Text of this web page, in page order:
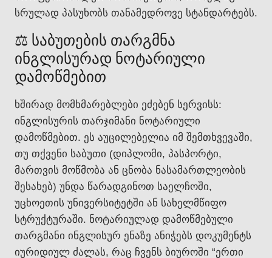
სრულად პასუხობს თანამედროვე სტანდარტებს.
⚖️ საბუთების თარგმნა
ინგლისურად ნოტარიული
დამოწმებით
ხშირად მომხმარებლები ეძებენ სერვისს:
ინგლისურის თარჯიმანი ნოტარიული
დამოწმებით. ეს აუცილებელია იმ შემთხვევაში,
თუ თქვენი საბუთი (დიპლომი, პასპორტი,
მართვის მოწმობა ან ცნობა ნასამართლეობის
შესახებ) უნდა წარადგინოთ საელჩოში,
უცხოეთის უნივერსიტეტში ან სახელმწიფო
სტრუქტურაში. ნოტარიულად დამოწმებული
თარგმანი ინგლისურ ენაზე ანიჭებს დოკუმენტს
იურიდიულ ძალას, რაც ჩვენს ბიუროში “ერთი